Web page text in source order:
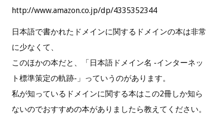
http://www.amazon.co.jp/dp/4335352344
日本語で書かれたドメインに関するドメインの本は非常
に少なくて、
このほかの本だと、「日本語ドメイン名 -インターネッ
ト標準策定の軌跡-」っていうのがあります。
私が知っているドメインに関する本はこの2冊しか知ら
ないのでおすすめの本がありましたら教えてください。